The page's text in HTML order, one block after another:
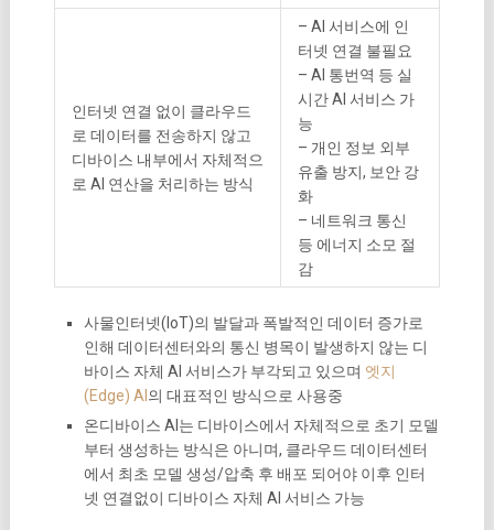
인터넷 연결 없이 클라우드
로 데이터를 전송하지 않고
디바이스 내부에서 자체적으
로 AI 연산을 처리하는 방식
– AI 서비스에 인
터넷 연결 불필요
– AI 통번역 등 실
시간 AI 서비스 가
능
– 개인 정보 외부
유출 방지, 보안 강
화
– 네트워크 통신
등 에너지 소모 절
감
사물인터넷(IoT)의 발달과 폭발적인 데이터 증가로
인해 데이터센터와의 통신 병목이 발생하지 않는 디
바이스 자체 AI 서비스가 부각되고 있으며 엣지
(Edge) AI 의 대표적인 방식으로 사용중
온디바이스 AI는 디바이스에서 자체적으로 초기 모델
부터 생성하는 방식은 아니며, 클라우드 데이터센터
에서 최초 모델 생성/압축 후 배포 되어야 이후 인터
넷 연결없이 디바이스 자체 AI 서비스 가능